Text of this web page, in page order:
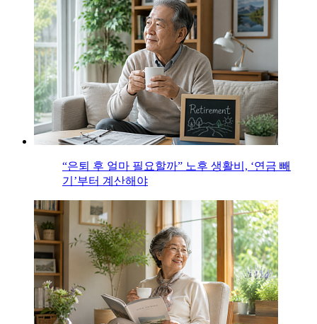
“은퇴 후 얼마 필요할까” 노후 생활비, ‘연금 빼
기’부터 계산해야